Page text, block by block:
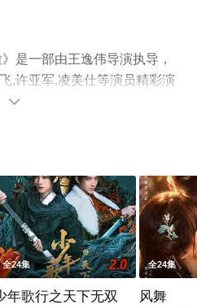
是一部由王逸伟导演执导，
,许亚军,凌美仕等演员精彩演
剧情已揭晓（1-1全集），手
瓣电视剧、电视猫或剧情网

全24集 2.0
年歌行之天下无双
全24集
风舞